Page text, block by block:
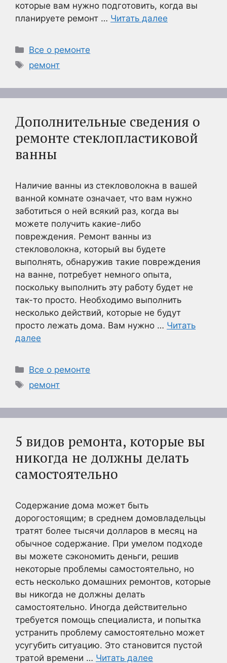
которые вам нужно подготовить, когда вы
планируете ремонт … Читать далее
Рубрики
Все о ремонте
Метки
ремонт
Дополнительные сведения о
ремонте стеклопластиковой
ванны
Наличие ванны из стекловолокна в вашей
ванной комнате означает, что вам нужно
заботиться о ней всякий раз, когда вы
можете получить какие-либо
повреждения. Ремонт ванны из
стекловолокна, который вы будете
выполнять, обнаружив такие повреждения
на ванне, потребует немного опыта,
поскольку выполнить эту работу будет не
так-то просто. Необходимо выполнить
несколько действий, которые не будут
просто лежать дома. Вам нужно … Читать
далее
Рубрики
Все о ремонте
Метки
ремонт
5 видов ремонта, которые вы
никогда не должны делать
самостоятельно
Содержание дома может быть
дорогостоящим; в среднем домовладельцы
тратят более тысячи долларов в месяц на
обычное содержание. При умелом подходе
вы можете сэкономить деньги, решив
некоторые проблемы самостоятельно, но
есть несколько домашних ремонтов, которые
вы никогда не должны делать
самостоятельно. Иногда действительно
требуется помощь специалиста, и попытка
устранить проблему самостоятельно может
усугубить ситуацию. Это становится пустой
тратой времени … Читать далее